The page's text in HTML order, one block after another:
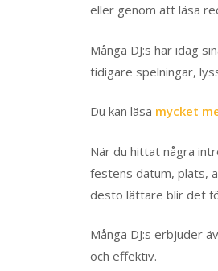
eller genom att läsa
Många DJ:s har idag
tidigare spelningar,
Du kan läsa mycket
När du hittat några
festens datum, plats,
desto lättare blir det
Många DJ:s erbjuder
och effektiv.